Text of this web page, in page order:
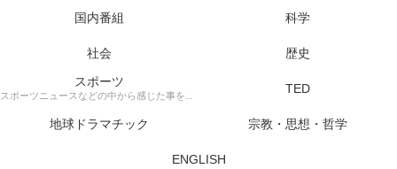
国内番組 科学
社会
歴史
スポーツ
スポーツニュースなどの中から感じた事を書きます。 TED
地球ドラマチック 宗教・思想・哲学
ENGLISH